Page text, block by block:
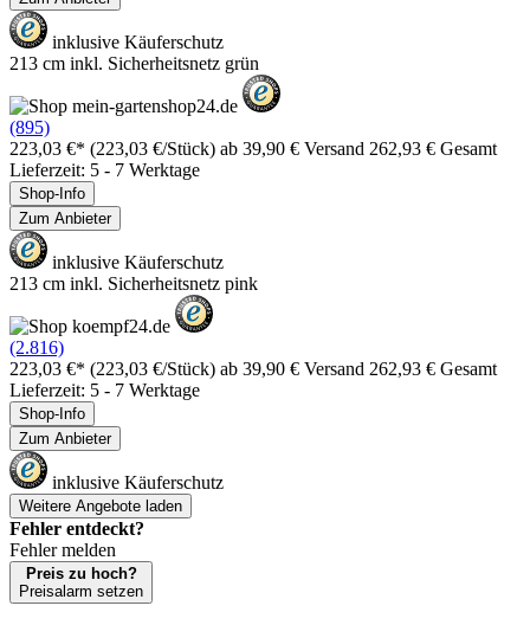
inklusive Käuferschutz
213 cm inkl. Sicherheitsnetz grün
(895)
223,03 €* (223,03 €/Stück) ab 39,90 € Versand 262,93 € Gesamt
Lieferzeit: 5 - 7 Werktage
Shop-Info
Zum Anbieter
inklusive Käuferschutz
213 cm inkl. Sicherheitsnetz pink
(2.816)
223,03 €* (223,03 €/Stück) ab 39,90 € Versand 262,93 € Gesamt
Lieferzeit: 5 - 7 Werktage
Shop-Info
Zum Anbieter
inklusive Käuferschutz
Weitere Angebote laden
Fehler entdeckt?
Fehler melden
Preis zu hoch?
Preisalarm setzen